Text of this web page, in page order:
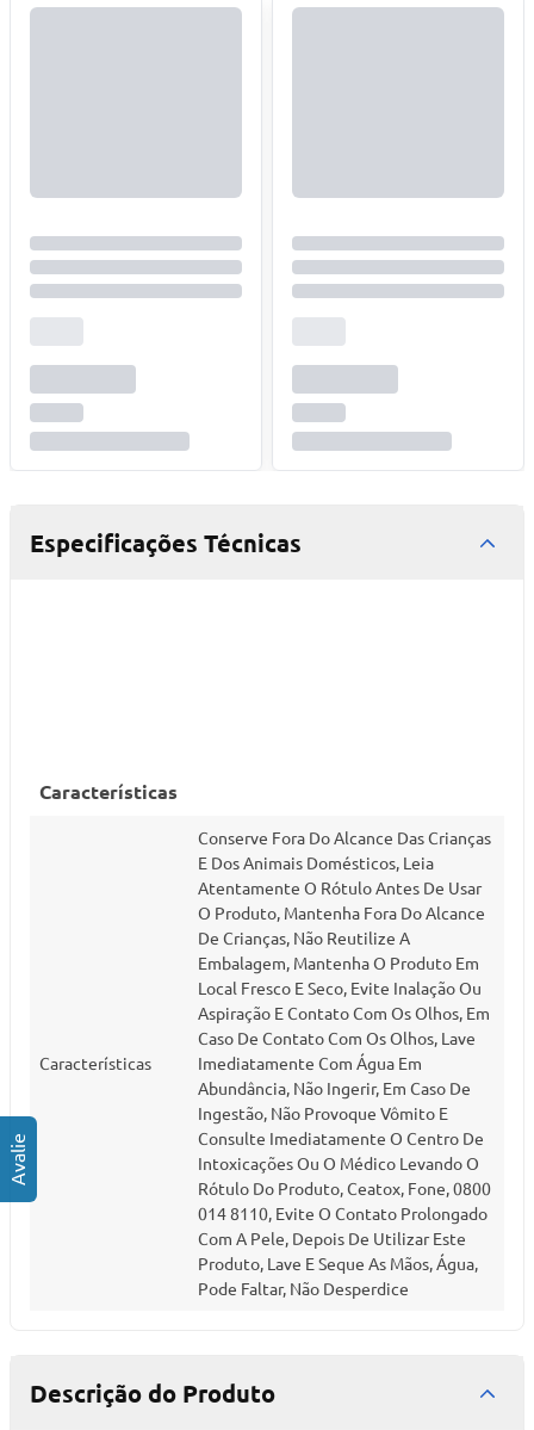
Especificações Técnicas
Características
Características
Conserve Fora Do Alcance Das Crianças
E Dos Animais Domésticos, Leia
Atentamente O Rótulo Antes De Usar
O Produto, Mantenha Fora Do Alcance
De Crianças, Não Reutilize A
Embalagem, Mantenha O Produto Em
Local Fresco E Seco, Evite Inalação Ou
Aspiração E Contato Com Os Olhos, Em
Caso De Contato Com Os Olhos, Lave
Imediatamente Com Água Em
Abundância, Não Ingerir, Em Caso De
Ingestão, Não Provoque Vômito E
Consulte Imediatamente O Centro De
Intoxicações Ou O Médico Levando O
Rótulo Do Produto, Ceatox, Fone, 0800
014 8110, Evite O Contato Prolongado
Com A Pele, Depois De Utilizar Este
Produto, Lave E Seque As Mãos, Água,
Pode Faltar, Não Desperdice
Descrição do Produto